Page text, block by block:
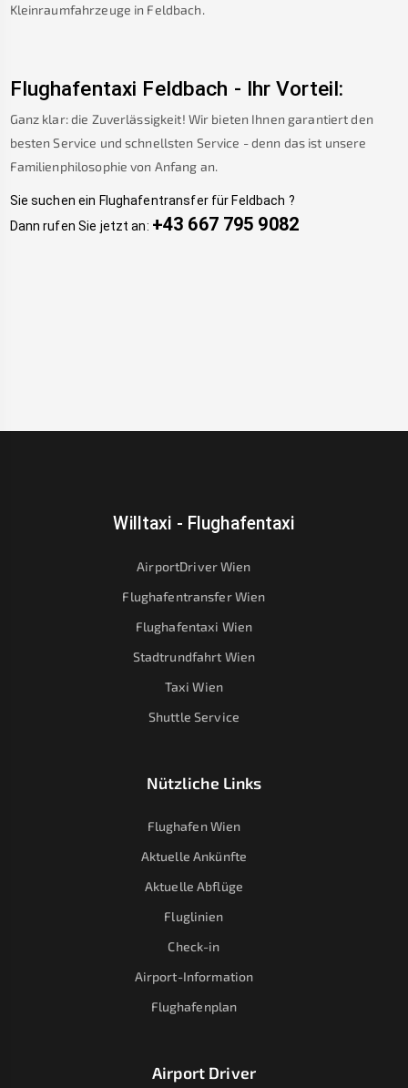
Kleinraumfahrzeuge in Feldbach.
Flughafentaxi Feldbach - Ihr Vorteil:
Ganz klar: die Zuverlässigkeit! Wir bieten Ihnen garantiert den
besten Service und schnellsten Service - denn das ist unsere
Familienphilosophie von Anfang an.
Sie suchen ein Flughafentransfer für Feldbach ?
Dann rufen Sie jetzt an: +43 667 795 9082
Willtaxi - Flughafentaxi
AirportDriver Wien
Flughafentransfer Wien
Flughafentaxi Wien
Stadtrundfahrt Wien
Taxi Wien
Shuttle Service
Nützliche Links
Flughafen Wien
Aktuelle Ankünfte
Aktuelle Abflüge
Fluglinien
Check-in
Airport-Information
Flughafenplan
Airport Driver